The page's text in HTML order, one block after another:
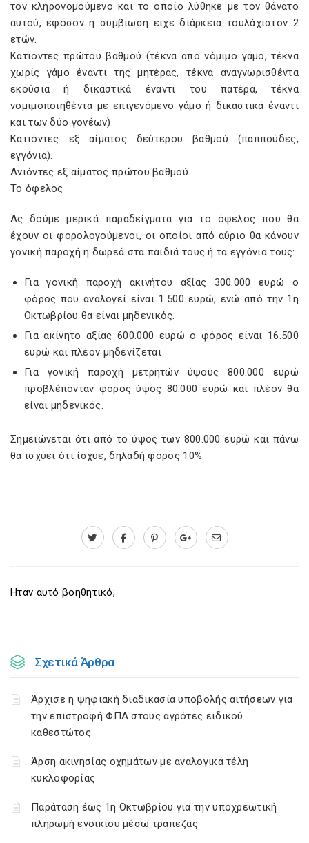
τον κληρονομούμενο και το οποίο λύθηκε με τον θάνατο
αυτού, εφόσον η συμβίωση είχε διάρκεια τουλάχιστον 2
ετών.
Κατιόντες πρώτου βαθμού (τέκνα από νόμιμο γάμο, τέκνα
χωρίς γάμο έναντι της μητέρας, τέκνα αναγνωρισθέντα
εκούσια ή δικαστικά έναντι του πατέρα, τέκνα
νομιμοποιηθέντα με επιγενόμενο γάμο ή δικαστικά έναντι
και των δύο γονέων).
Κατιόντες εξ αίματος δεύτερου βαθμού (παππούδες,
εγγόνια).
Ανιόντες εξ αίματος πρώτου βαθμού.
Το όφελος
Ας δούμε μερικά παραδείγματα για το όφελος που θα
έχουν οι φορολογούμενοι, οι οποίοι από αύριο θα κάνουν
γονική παροχή η δωρεά στα παιδιά τους ή τα εγγόνια τους:
Για γονική παροχή ακινήτου αξίας 300.000 ευρώ ο
φόρος που αναλογεί είναι 1.500 ευρώ, ενώ από την 1η
Οκτωβρίου θα είναι μηδενικός.
Για ακίνητο αξίας 600.000 ευρώ ο φόρος είναι 16.500
ευρώ και πλέον μηδενίζεται
Για γονική παροχή μετρητών ύψους 800.000 ευρώ
προβλέπονταν φόρος ύψος 80.000 ευρώ και πλέον θα
είναι μηδενικός.
Σημειώνεται ότι από το ύψος των 800.000 ευρώ και πάνω
θα ισχύει ότι ίσχυε, δηλαδή φόρος 10%.
Ηταν αυτό βοηθητικό;
Σχετικά Άρθρα
Άρχισε η ψηφιακή διαδικασία υποβολής αιτήσεων για
την επιστροφή ΦΠΑ στους αγρότες ειδικού
καθεστώτος
Άρση ακινησίας οχημάτων με αναλογικά τέλη
κυκλοφορίας
Παράταση έως 1η Οκτωβρίου για την υποχρεωτική
πληρωμή ενοικίου μέσω τράπεζας